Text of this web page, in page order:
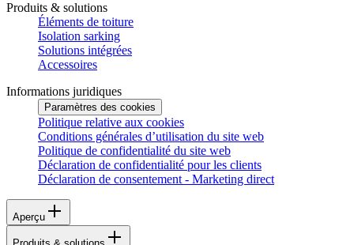
Produits & solutions
Éléments de toiture
Isolation sarking
Solutions intégrées
Accessoires
Informations juridiques
Paramètres des cookies
Politique relative aux cookies
Conditions générales d’utilisation du site web
Politique de confidentialité du site web
Déclaration de confidentialité pour les clients
Déclaration de consentement - Marketing direct
Aperçu